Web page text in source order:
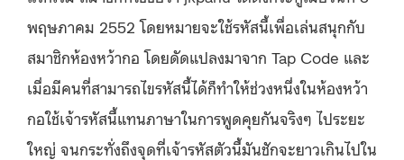
พฤษภาคม 2552 โดยหมายจะใช้รหัสนี้เพื่อเล่นสนุกกับ
สมาชิกห้องหว้ากอ โดยดัดแปลงมาจาก Tap Code และ
เมื่อมีคนที่สามารถไขรหัสนี้ได้ก็ทำให้ช่วงหนึ่งในห้องหว้า
กอใช้เจ้ารหัสนี้แทนภาษาในการพูดคุยกันจริงๆ ไประยะ
ใหญ่ จนกระทั่งถึงจุดที่เจ้ารหัสตัวนี้มันชักจะยาวเกินไปใน